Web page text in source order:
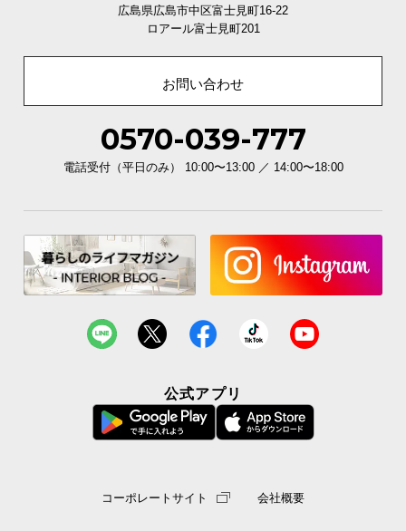
広島県広島市中区富士見町16-22
ロアール富士見町201
お問い合わせ
0570-039-777
電話受付（平日のみ） 10:00〜13:00 ／ 14:00〜18:00
公式アプリ
コーポレートサイト 会社概要